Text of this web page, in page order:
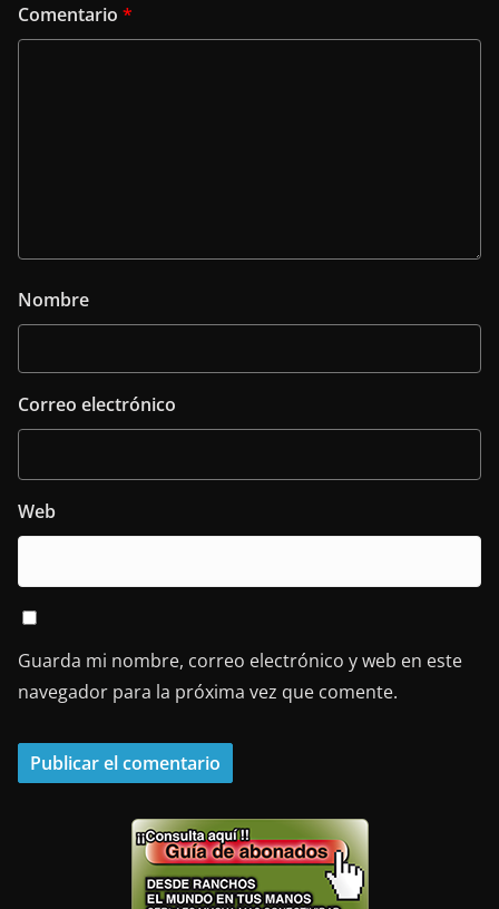
Comentario *
Nombre
Correo electrónico
Web
Guarda mi nombre, correo electrónico y web en este
navegador para la próxima vez que comente.